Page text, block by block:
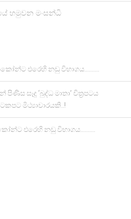
හමුවන මංසන්ධි
එරෙහි නඩු විභාගය……….
පිණිස සෑදූ ‘බුද්ධ මාතා’ චිත්‍රපටය
මිථ්‍යාචාරයකි..!
එරෙහි නඩු විභාගය……….